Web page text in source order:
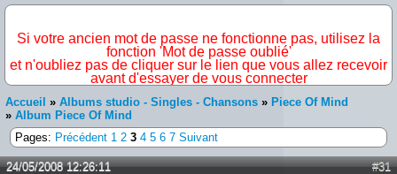
Si votre ancien mot de passe ne fonctionne pas, utilisez la
fonction 'Mot de passe oublié'
et n'oubliez pas de cliquer sur le lien que vous allez recevoir
avant d'essayer de vous connecter
Accueil » Albums studio - Singles - Chansons » Piece Of Mind
» Album Piece Of Mind
Pages: Précédent 1 2 3 4 5 6 7 Suivant
#31
24/05/2008 12:26:11